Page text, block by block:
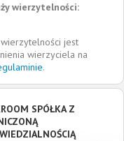
wierzytelności:
jest
wierzyciela na
.
SPÓŁKA Z